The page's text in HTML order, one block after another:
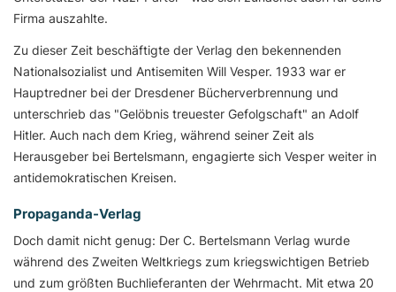
Firma auszahlte.
Zu dieser Zeit beschäftigte der Verlag den bekennenden
Nationalsozialist und Antisemiten Will Vesper. 1933 war er
Hauptredner bei der Dresdener Bücherverbrennung und
unterschrieb das "Gelöbnis treuester Gefolgschaft" an Adolf
Hitler. Auch nach dem Krieg, während seiner Zeit als
Herausgeber bei Bertelsmann, engagierte sich Vesper weiter in
antidemokratischen Kreisen.
Propaganda-Verlag
Doch damit nicht genug: Der C. Bertelsmann Verlag wurde
während des Zweiten Weltkriegs zum kriegswichtigen Betrieb
und zum größten Buchlieferanten der Wehrmacht. Mit etwa 20